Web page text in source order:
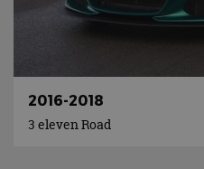
2016-2018
3 eleven Road